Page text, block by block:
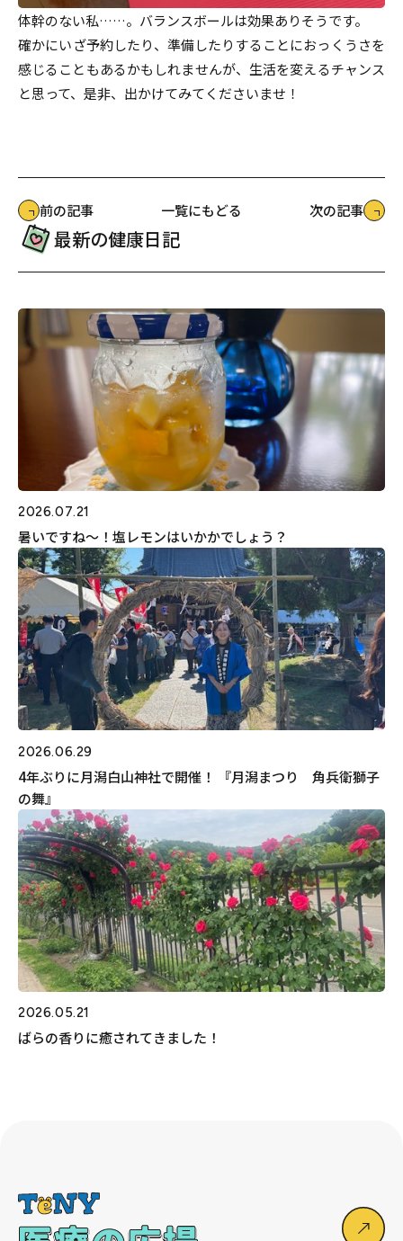
最新の健康日記
2026.07.21
暑いですね～！塩レモンはいかかでしょう？
2026.06.29
4年ぶりに月潟白山神社で開催！ 『月潟まつり 角兵衛獅子
の舞』
2026.05.21
ばらの香りに癒されてきました！
体幹のない私……。バランスボールは効果ありそうです。
確かにいざ予約したり、準備したりすることにおっくうさを
感じることもあるかもしれませんが、生活を変えるチャンス
と思って、是非、出かけてみてくださいませ！
前の記事 一覧にもどる 次の記事